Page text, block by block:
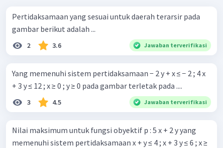
Pertidaksamaan yang sesuai untuk daerah terarsir pada
gambar berikut adalah ...
2 3.6 Jawaban terverifikasi
Yang memenuhi sistem pertidaksamaan − 2 y + x ≤ − 2 ; 4 x
+ 3 y ≤ 12 ; x ≥ 0 ; y ≥ 0 pada gambar terletak pada ....
3 4.5 Jawaban terverifikasi
Nilai maksimum untuk fungsi obyektif p : 5 x + 2 y yang
memenuhi sistem pertidaksamaan x + y ≤ 4 ; x + 3 y ≤ 6 ; x ≥